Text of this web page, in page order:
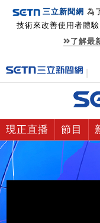
三立新聞網 為
技術來改善使用者體
了解最
現正直播 節目